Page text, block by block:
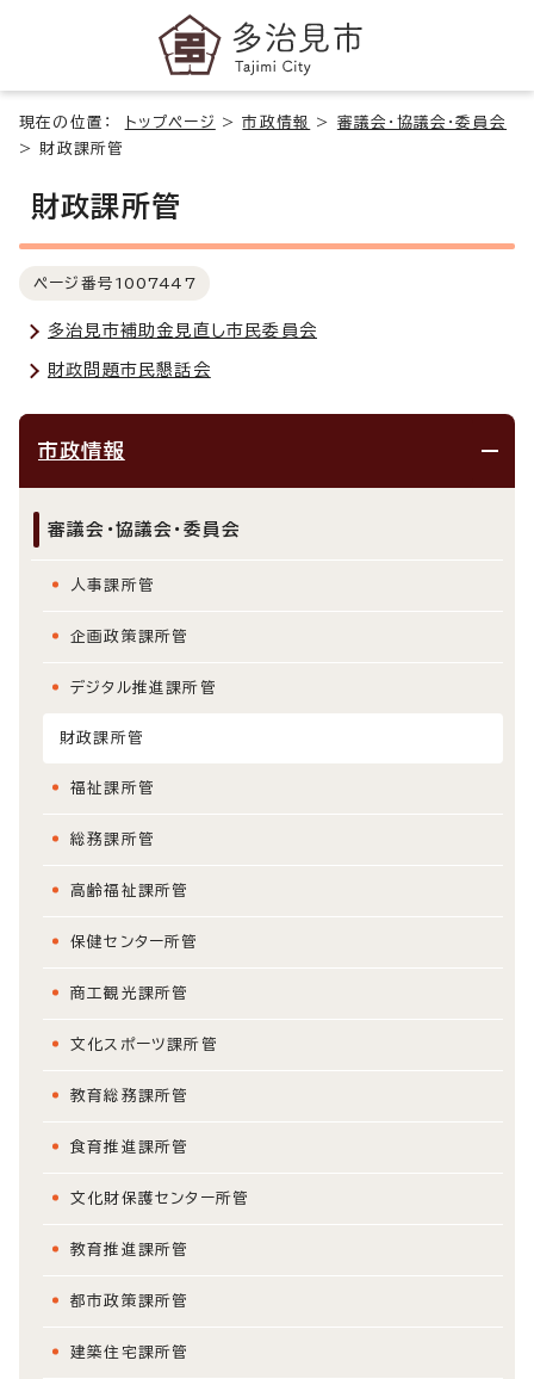
現在の位置： トップページ >市政情報 > 審議会・協議会・委員会
> 財政課所管
財政課所管
ページ番号 1007447
多治見市補助金見直し市民委員会
財政問題市民懇話会
市政情報
審議会・協議会・委員会
人事課所管
企画政策課所管
デジタル推進課所管
財政課所管
福祉課所管
総務課所管
高齢福祉課所管
保健センター所管
商工観光課所管
文化スポーツ課所管
教育総務課所管
食育推進課所管
文化財保護センター所管
教育推進課所管
都市政策課所管
建築住宅課所管